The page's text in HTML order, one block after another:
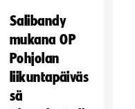
Salibandy
mukana OP
Pohjolan
liikuntapäiväs
sä